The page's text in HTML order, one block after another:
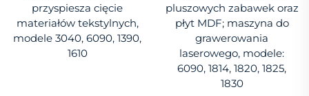
przyspiesza cięcie
materiałów tekstylnych,
modele 3040, 6090, 1390,
1610
pluszowych zabawek oraz
płyt MDF; maszyna do
grawerowania
laserowego, modele:
6090, 1814, 1820, 1825,
1830